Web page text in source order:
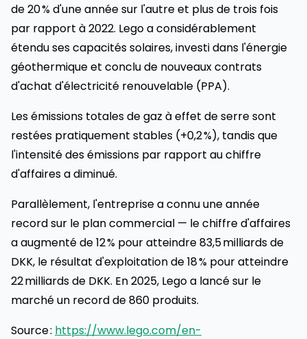
de 20 % d'une année sur l'autre et plus de trois fois
par rapport à 2022. Lego a considérablement
étendu ses capacités solaires, investi dans l'énergie
géothermique et conclu de nouveaux contrats
d'achat d'électricité renouvelable (PPA).
Les émissions totales de gaz à effet de serre sont
restées pratiquement stables (+0,2 %), tandis que
l'intensité des émissions par rapport au chiffre
d'affaires a diminué.
Parallèlement, l'entreprise a connu une année
record sur le plan commercial — le chiffre d'affaires
a augmenté de 12 % pour atteindre 83,5 milliards de
DKK, le résultat d'exploitation de 18 % pour atteindre
22 milliards de DKK. En 2025, Lego a lancé sur le
marché un record de 860 produits.
Source : https://www.lego.com/en-